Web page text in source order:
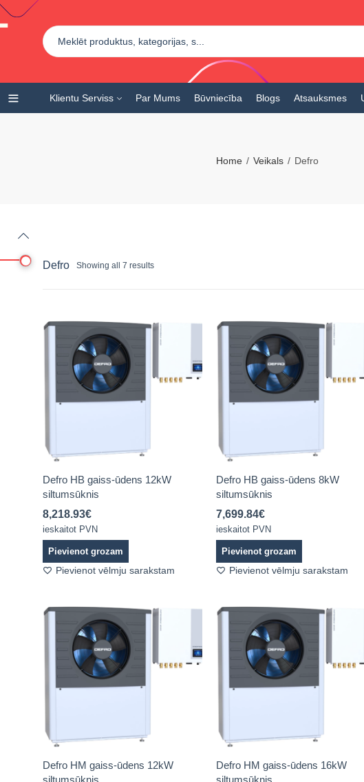
Klientu Serviss Par Mums Būvniecība Blogs Atsauksmes
Home Veikals Defro
Defro Showing all 7 results
Defro HB gaiss-ūdens 12kW
siltumsūknis
8,218.93€
ieskaitot PVN
Pievienot grozam
Pievienot vēlmju sarakstam
Defro HB gaiss-ūdens 8kW
siltumsūknis
7,699.84€
ieskaitot PVN
Pievienot grozam
Pievienot vēlmju sarakstam
Defro HM gaiss-ūdens 12kW
Defro HM gaiss-ūdens 16kW